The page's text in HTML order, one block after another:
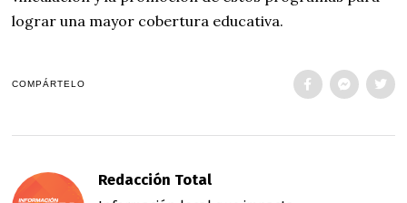
lograr una mayor cobertura educativa.
COMPÁRTELO
Redacción Total